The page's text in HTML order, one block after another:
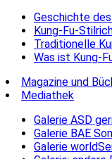
Geschichte
Kung-Fu-
Traditionelle
Was ist Kung-
Magazine und
Mediathek
Galerie ASD
Galerie BAE
Galerie